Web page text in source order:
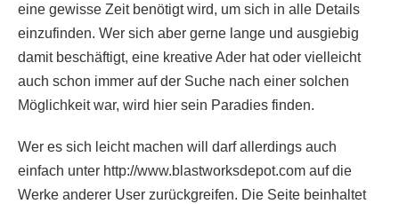
eine gewisse Zeit benötigt wird, um sich in alle Details
einzufinden. Wer sich aber gerne lange und ausgiebig
damit beschäftigt, eine kreative Ader hat oder vielleicht
auch schon immer auf der Suche nach einer solchen
Möglichkeit war, wird hier sein Paradies finden.
Wer es sich leicht machen will darf allerdings auch
einfach unter http://www.blastworksdepot.com auf die
Werke anderer User zurückgreifen. Die Seite beinhaltet